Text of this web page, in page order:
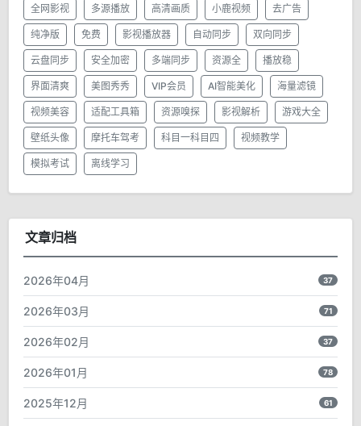
全网影视 多源播放 高清画质 小鹿视频 去广告
纯净版 免费 影视播放器 自动同步 双向同步
云盘同步 安全加密 多端同步 资源全 播放稳
界面清爽 美图秀秀 VIP会员 AI智能美化 海量滤镜
视频美容 适配工具箱 资源嗅探 影视解析 游戏大全
壁纸头像 摩托车驾考 科目一科目四 视频教学
模拟考试 离线学习
文章归档
2026年04月 37
2026年03月 71
2026年02月 37
2026年01月 78
2025年12月 61